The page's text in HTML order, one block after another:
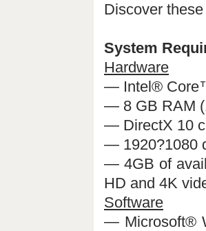
Discover
System
Hardware
— Intel®
— 8 GB RAM
— DirectX 10
— 1920?1080
— 4GB of
HD and 4K
Software
— Microsoft®